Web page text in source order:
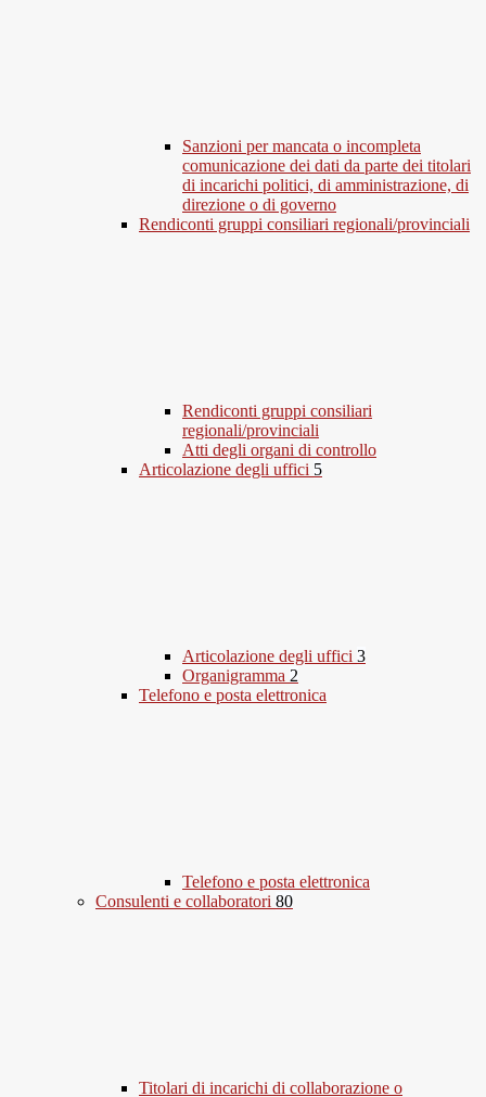
Sanzioni per mancata o incompleta
comunicazione dei dati da parte dei titolari
di incarichi politici, di amministrazione, di
direzione o di governo
Rendiconti gruppi consiliari regionali/provinciali
Rendiconti gruppi consiliari
regionali/provinciali
Atti degli organi di controllo
Articolazione degli uffici 5
Articolazione degli uffici 3
Organigramma 2
Telefono e posta elettronica
Telefono e posta elettronica
Consulenti e collaboratori 80
Titolari di incarichi di collaborazione o